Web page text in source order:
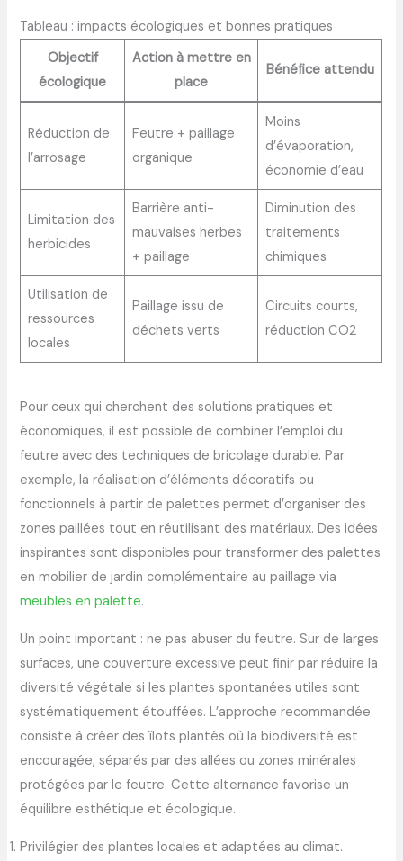
Tableau : impacts écologiques et bonnes pratiques
Objectif
écologique
Action à mettre en
place
Bénéfice attendu
Réduction de
l’arrosage
Feutre + paillage
organique
Moins
d’évaporation,
économie d’eau
Limitation des
herbicides
Barrière anti-
mauvaises herbes
+ paillage
Diminution des
traitements
chimiques
Utilisation de
ressources
locales
Paillage issu de
déchets verts
Circuits courts,
réduction CO2
Pour ceux qui cherchent des solutions pratiques et
économiques, il est possible de combiner l’emploi du
feutre avec des techniques de bricolage durable. Par
exemple, la réalisation d’éléments décoratifs ou
fonctionnels à partir de palettes permet d’organiser des
zones paillées tout en réutilisant des matériaux. Des idées
inspirantes sont disponibles pour transformer des palettes
en mobilier de jardin complémentaire au paillage via
meubles en palette.
Un point important : ne pas abuser du feutre. Sur de larges
surfaces, une couverture excessive peut finir par réduire la
diversité végétale si les plantes spontanées utiles sont
systématiquement étouffées. L’approche recommandée
consiste à créer des îlots plantés où la biodiversité est
encouragée, séparés par des allées ou zones minérales
protégées par le feutre. Cette alternance favorise un
équilibre esthétique et écologique.
Privilégier des plantes locales et adaptées au climat.